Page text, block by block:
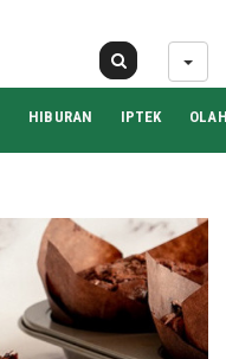
HIBURAN IPTEK